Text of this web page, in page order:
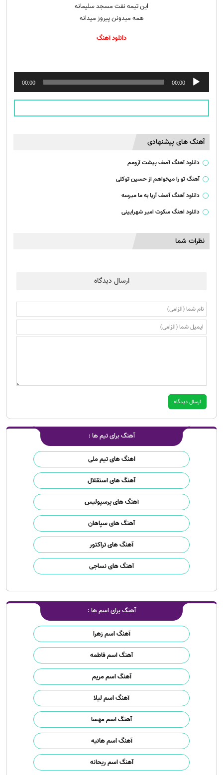
آهنگ برای تیم ها :
اهنگ های تیم ملی
آهنگ های استقلال
آهنگ های پرسپولیس
آهنگ های سپاهان
آهنگ های تراکتور
آهنگ های نساجی
آهنگ برای اسم ها :
آهنگ اسم زهرا
آهنگ اسم فاطمه
آهنگ اسم مریم
آهنگ اسم لیلا
آهنگ اسم مهسا
آهنگ اسم هانیه
آهنگ اسم ریحانه
این تیمه نفت مسجد سلیمانه
همه میدونن پیروز میدانه
دانلود آهنگ
پخش‌کننده
صوت
00:00
00:00
آهنگ های پیشنهادی
دانلود آهنگ آصف پیشت آرومم
آهنگ تو را میخواهم از حسین توکلی
دانلود آهنگ آصف آریا به ما میرسه
دانلود اهنگ سکوت امیر شهرایینی
نظرات شما
ارسال دیدگاه